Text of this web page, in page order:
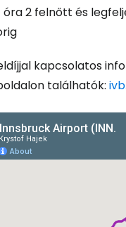
óra 2 felnőtt és
kapcsolatos
találhatók: